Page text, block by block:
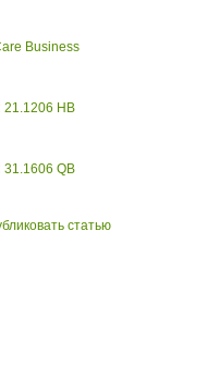
Business
21.1206 HB
QB
статью